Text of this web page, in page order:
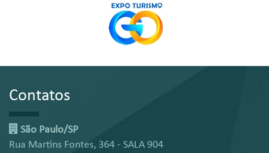
Contatos
São Paulo/SP
Rua Martins Fontes, 364 - SALA 904